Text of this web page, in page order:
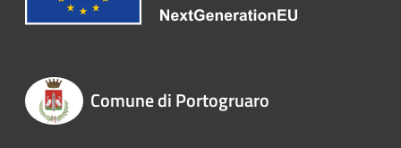
Comune di Portogruaro